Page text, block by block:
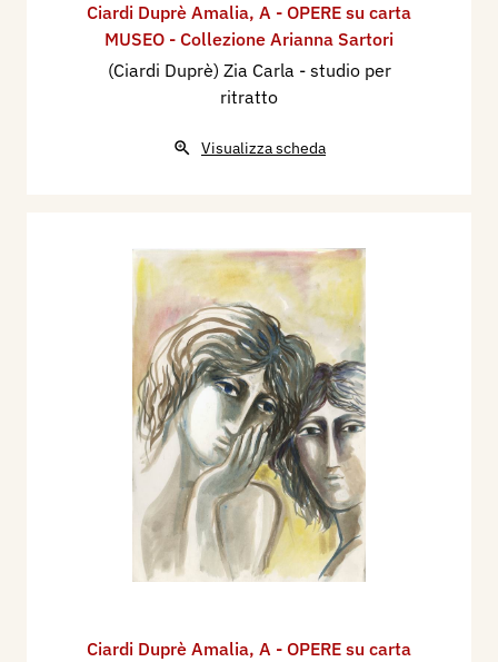
Ciardi Duprè Amalia, A - OPERE su carta
MUSEO - Collezione Arianna Sartori
(Ciardi Duprè) Zia Carla - studio per
ritratto
Visualizza scheda
Ciardi Duprè Amalia, A - OPERE su carta